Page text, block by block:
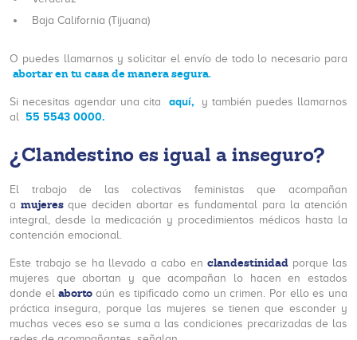
Baja California (Tijuana)
O puedes llamarnos y solicitar el envío de todo lo necesario para
abortar en tu casa de manera segura.
Si necesitas agendar una cita aquí,
y también puedes llamarnos
al 55 5543 0000.
¿Clandestino es igual a inseguro?
El trabajo de las colectivas feministas que acompañan
a mujeres que deciden abortar es fundamental para la atención
integral, desde la medicación y procedimientos médicos hasta la
contención emocional.
Este trabajo se ha llevado a cabo en clandestinidad porque las
mujeres que abortan y que acompañan lo hacen en estados
donde elabortoaún es tipificado como un crimen. Por ello es una
práctica insegura, porque las mujeres se tienen que esconder y
muchas veces eso se suma a las condiciones precarizadas de las